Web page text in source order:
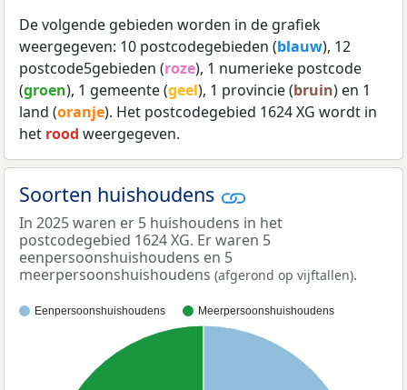
De volgende gebieden worden in de grafiek
weergegeven: 10 postcodegebieden (blauw), 12
postcode5gebieden (roze), 1 numerieke postcode
(groen), 1 gemeente (geel), 1 provincie (bruin) en 1
land (oranje). Het postcodegebied 1624 XG wordt in
het rood weergegeven.
Soorten huishoudens
In 2025 waren er 5 huishoudens in het
postcodegebied 1624 XG. Er waren 5
eenpersoonshuishoudens en 5
meerpersoonshuishoudens (afgerond op vijftallen).
Eenpersoonshuishoudens Meerpersoonshuishoudens